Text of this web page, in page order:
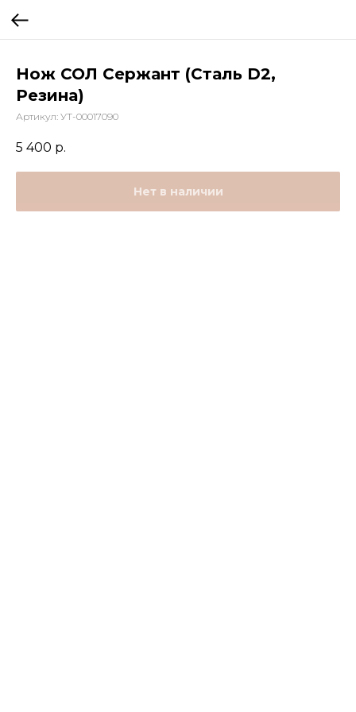
Нож СОЛ Сержант (Сталь D2,
Резина)
Артикул: УТ-00017090
5 400 р.
Нет в наличии